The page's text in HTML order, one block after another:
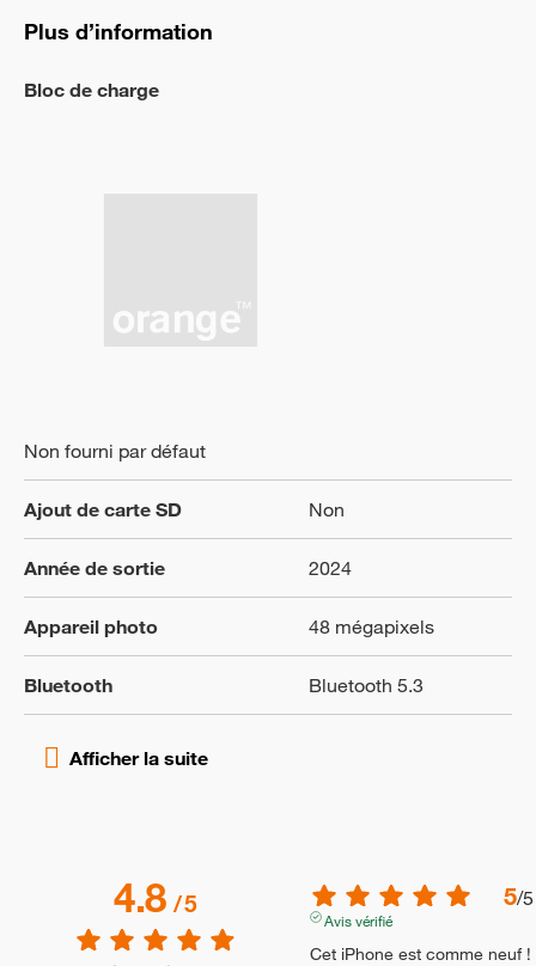
Plus d’information
Bloc de charge
Non fourni par défaut
Ajout de carte SD Non
Année de sortie 2024
Appareil photo 48 mégapixels
Bluetooth Bluetooth 5.3
4.8/5 5/5
Avis vérifié
Cet iPhone est comme neuf !